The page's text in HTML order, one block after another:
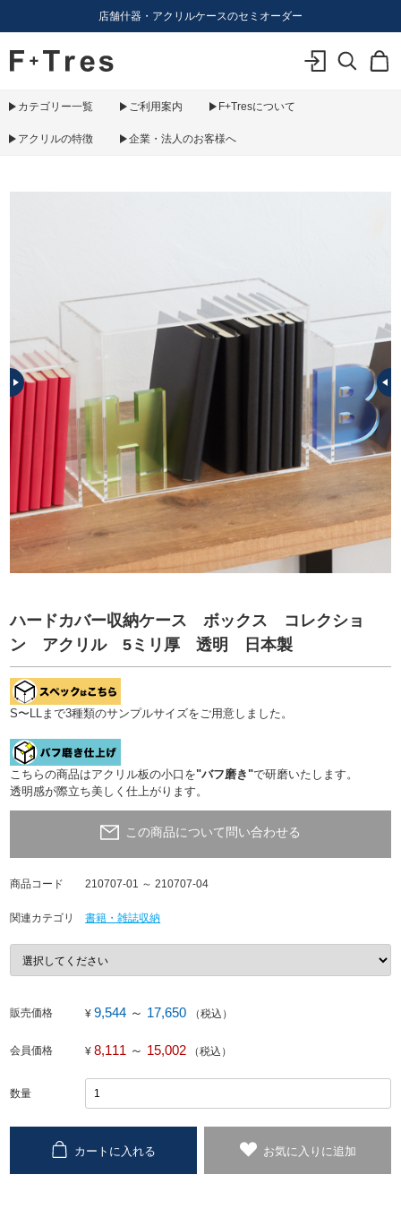
F+Tres｜エフ プラス トレス｜material figure experience
店舗什器・アクリルケースのセミオーダー
カテゴリー一覧 ご利用案内 F+Tresについて
アクリルの特徴 企業・法人のお客様へ
PREV
ハードカバー収納ケース ボックス コレクショ
ン アクリル 5ミリ厚 透明 日本製
S〜LLまで3種類のサンプルサイズをご用意しました。
こちらの商品はアクリル板の小口を"バフ磨き"で研磨いたします。
透明感が際立ち美しく仕上がります。
この商品について問い合わせる
商品コード 210707-01 ～ 210707-04
関連カテゴリ 書籍・雑誌収納
販売価格 ¥ 9,544 ～ 17,650 （税込）
会員価格 ¥ 8,111 ～ 15,002 （税込）
数量
カートに入れる お気に入りに追加